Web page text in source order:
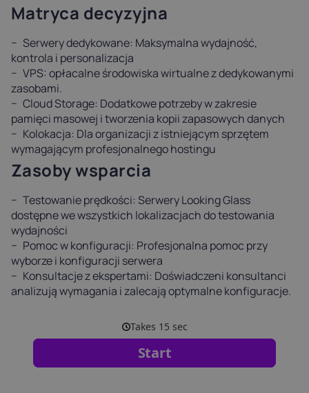
Matryca decyzyjna
Serwery dedykowane: Maksymalna wydajność,
kontrola i personalizacja
VPS: opłacalne środowiska wirtualne z dedykowanymi
zasobami.
Cloud Storage: Dodatkowe potrzeby w zakresie
pamięci masowej i tworzenia kopii zapasowych danych
Kolokacja: Dla organizacji z istniejącym sprzętem
wymagającym profesjonalnego hostingu
Zasoby wsparcia
Testowanie prędkości: Serwery Looking Glass
dostępne we wszystkich lokalizacjach do testowania
wydajności
Pomoc w konfiguracji: Profesjonalna pomoc przy
wyborze i konfiguracji serwera
Konsultacje z ekspertami: Doświadczeni konsultanci
analizują wymagania i zalecają optymalne konfiguracje.